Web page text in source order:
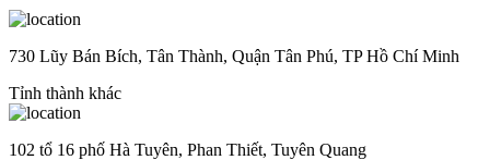
730 Lũy Bán Bích, Tân Thành, Quận Tân Phú, TP Hồ Chí Minh
Tỉnh thành khác
102 tổ 16 phố Hà Tuyên, Phan Thiết, Tuyên Quang